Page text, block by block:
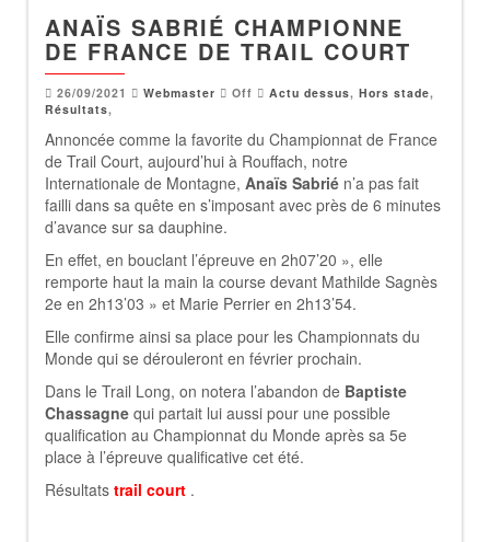
ANAÏS SABRIÉ CHAMPIONNE
DE FRANCE DE TRAIL COURT
26/09/2021 Webmaster Off Actu dessus, Hors stade,
Résultats,
Annoncée comme la favorite du Championnat de France
de Trail Court, aujourd’hui à Rouffach, notre
Internationale de Montagne, Anaïs Sabrié n’a pas fait
failli dans sa quête en s’imposant avec près de 6 minutes
d’avance sur sa dauphine.
En effet, en bouclant l’épreuve en 2h07’20 », elle
remporte haut la main la course devant Mathilde Sagnès
2e en 2h13’03 » et Marie Perrier en 2h13’54.
Elle confirme ainsi sa place pour les Championnats du
Monde qui se dérouleront en février prochain.
Dans le Trail Long, on notera l’abandon de Baptiste
Chassagne qui partait lui aussi pour une possible
qualification au Championnat du Monde après sa 5e
place à l’épreuve qualificative cet été.
Résultats trail court .